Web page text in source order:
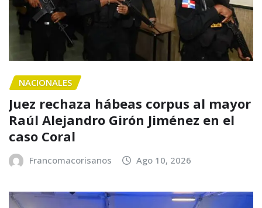
NACIONALES
Juez rechaza hábeas corpus al mayor
Raúl Alejandro Girón Jiménez en el
caso Coral
Francomacorisanos Ago 10, 2026